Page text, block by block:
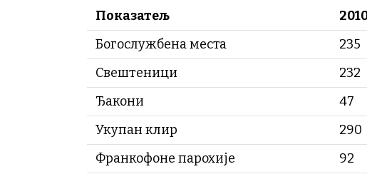
Показатељ
Богослужбена места
235
Свештеници
232
Ђакони
47
Укупан клир
290
Франкофоне парохије
92